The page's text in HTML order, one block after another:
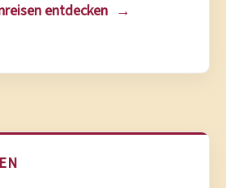
entdecken